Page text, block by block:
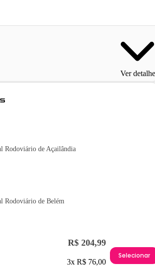
Ver
Rodoviário de Açailândia
Rodoviário de Belém
R$ 204,99
3x R$ 76,00
Selecionar